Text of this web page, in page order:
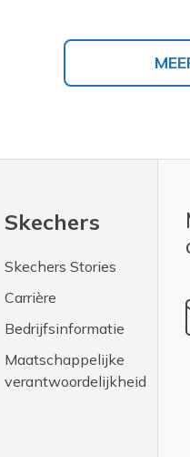
Skechers
Skechers Stories
Carrière
Bedrijfsinformatie
Maatschappelijke
verantwoordelijkheid